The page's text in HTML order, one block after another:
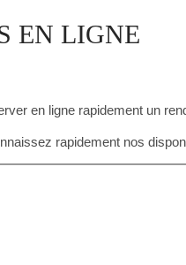
EN LIGNE
en ligne rapidement un
rapidement nos